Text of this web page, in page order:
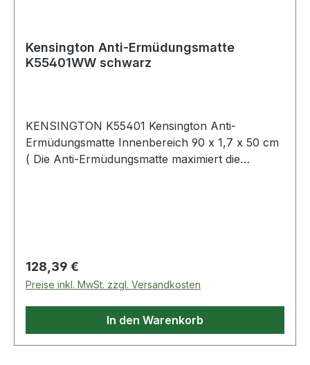
Kensington Anti-Ermüdungsmatte
K55401WW schwarz
KENSINGTON K55401 Kensington Anti-
Ermüdungsmatte Innenbereich 90 x 1,7 x 50 cm
( Die Anti-Ermüdungsmatte maximiert die
oder Garage zu reduzieren und dauerhaften
Komfort zu bieten. Ergonomische Konstruktion
fördert die Durchblutung und vermindert
Ermüdungserscheinungen an Beinen · Rücken
und Füßen durch eine bessere Druckverteilung
und eine deutliche Reduzierung des
Regulärer Preis:
128,39 €
Preise inkl. MwSt. zzgl. Versandkosten
In den Warenkorb